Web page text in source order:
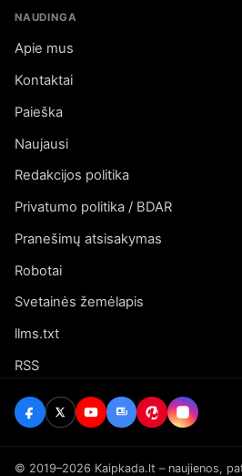
NAUDINGA
Apie mus
Kontaktai
Paieška
Naujausi
Redakcijos politika
Privatumo politika / BDAR
Pranešimų atsisakymas
Robotai
Svetainės žemėlapis
llms.txt
RSS
© 2019–2026 Kaipkada.lt – naujienos,